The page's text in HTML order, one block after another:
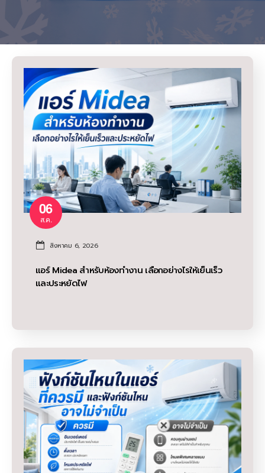
06
ส.ค.
สิงหาคม 6, 2026
แอร์ Midea สำหรับห้องทำงาน เลือกอย่างไรให้เย็นเร็ว
และประหยัดไฟ